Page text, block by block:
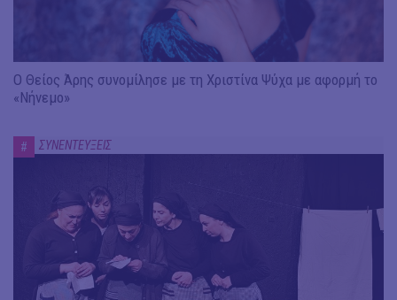
Ο Θείος Άρης συνομίλησε με τη Χριστίνα Ψύχα με αφορμή το
«Νήνεμο»
# ΣΥΝΕΝΤΕΥΞΕΙΣ